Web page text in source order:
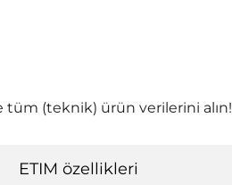
tüm (teknik) ürün verilerini alın!
ETIM özellikleri